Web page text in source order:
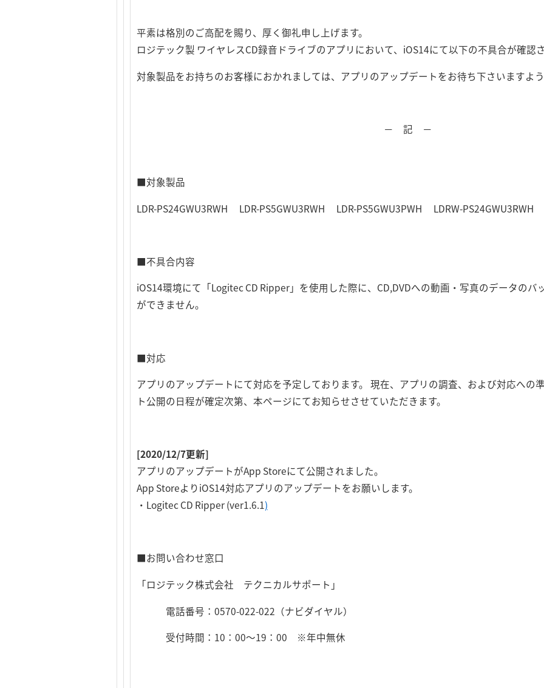
平素は格別のご高配を賜り、厚く御礼申し上げます。
ロジテック製 ワイヤレスCD録音ドライブのアプリにおいて、iOS14にて以下の不具合が確認
対象製品をお持ちのお客様におかれましては、アプリのアップデートをお待ち下さいますよ
－ 記 －
■対象製品
LDR-PS24GWU3RWH LDR-PS5GWU3RWH LDR-PS5GWU3PWH LDRW-PS24GWU3RWH
■不具合内容
iOS14環境にて「Logitec CD Ripper」を使用した際に、CD,DVDへの動画・写真のデータの
ができません。
■対応
アプリのアップデートにて対応を予定しております。 現在、アプリの調査、および対応への
ト公開の日程が確定次第、本ページにてお知らせさせていただきます。
[2020/12/7更新]
アプリのアップデートがApp Storeにて公開されました。
App StoreよりiOS14対応アプリのアップデートをお願いします。
・Logitec CD Ripper (ver1.6.1)
■お問い合わせ窓口
「ロジテック株式会社 テクニカルサポート」
電話番号：0570-022-022（ナビダイヤル）
受付時間：10：00～19：00 ※年中無休